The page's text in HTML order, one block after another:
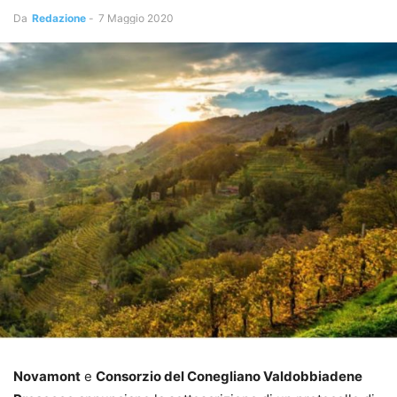
Da Redazione - 7 Maggio 2020
Novamont e Consorzio del Conegliano Valdobbiadene